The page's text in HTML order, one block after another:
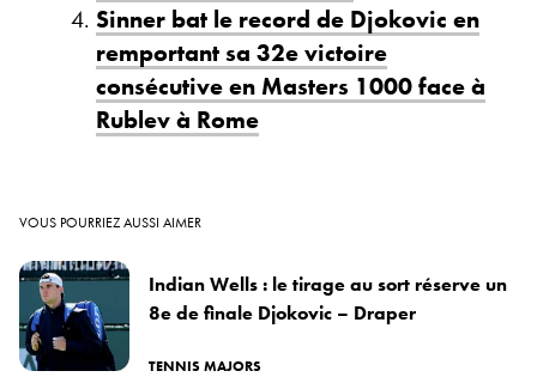
Sinner bat le record de Djokovic en
remportant sa 32e victoire
consécutive en Masters 1000 face à
Rublev à Rome
VOUS POURRIEZ AUSSI AIMER
Indian Wells : le tirage au sort réserve un
8e de finale Djokovic – Draper
TENNIS MAJORS